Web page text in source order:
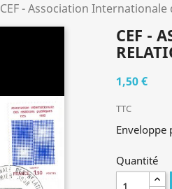
CEF - Association
CEF -
1,50 €
TTC
Enveloppe
Quantité